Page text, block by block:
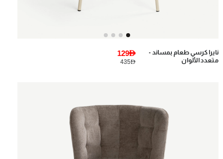
نايرا كرسي طعام بمساند -
متعدد الألوان
129AED
435AED